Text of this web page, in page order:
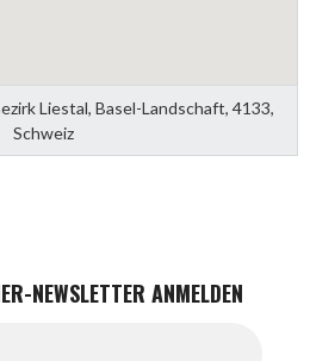
Liestal, Basel-Landschaft, 4133,
Schweiz
NEWSLETTER ANMELDEN